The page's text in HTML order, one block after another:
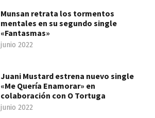
Munsan retrata los tormentos
mentales en su segundo single
«Fantasmas»
junio 2022
Juani Mustard estrena nuevo single
«Me Quería Enamorar» en
colaboración con O Tortuga
junio 2022